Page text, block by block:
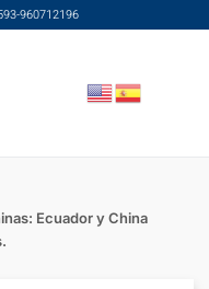
960712196
Ecuador y China